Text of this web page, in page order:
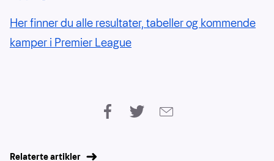
Her finner du alle resultater, tabeller og kommende
kamper i Premier League
Relaterte artikler